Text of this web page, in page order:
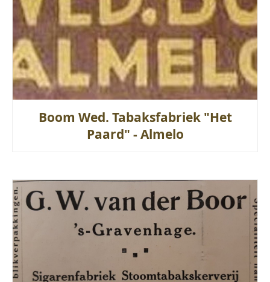
Boom Wed. Tabaksfabriek "Het
Paard" - Almelo